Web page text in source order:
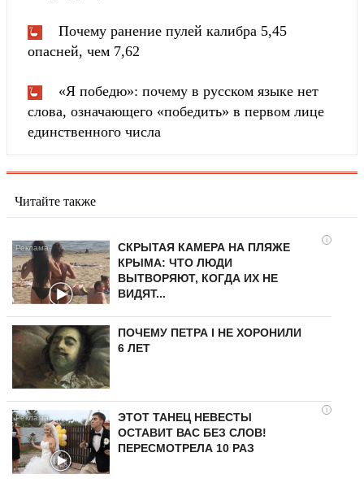
Почему ранение пулей калибра 5,45
опасней, чем 7,62
«Я победю»: почему в русском языке нет
слова, означающего «победить» в первом лице
единственного числа
Читайте также
i
СКРЫТАЯ КАМЕРА НА ПЛЯЖЕ
КРЫМА: ЧТО ЛЮДИ
ВЫТВОРЯЮТ, КОГДА ИХ НЕ
ВИДЯТ...
ПОЧЕМУ ПЕТРА I НЕ ХОРОНИЛИ
6 ЛЕТ
i
ЭТОТ ТАНЕЦ НЕВЕСТЫ
ОСТАВИТ ВАС БЕЗ СЛОВ!
ПЕРЕСМОТРЕЛА 10 РАЗ